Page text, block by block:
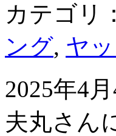
カテゴリ：
ング, ヤ
2025年4
夫丸さん